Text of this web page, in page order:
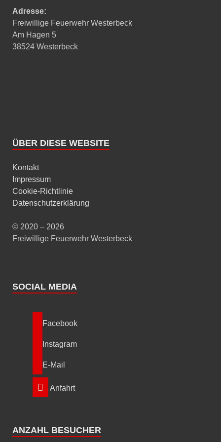
Adresse:
Freiwillige Feuerwehr Westerbeck
Am Hagen 5
38524 Westerbeck
ÜBER DIESE WEBSITE
Kontakt
Impressum
Cookie-Richtlinie
Datenschutzerklärung
© 2020 – 2026
Freiwillige Feuerwehr Westerbeck
SOCIAL MEDIA
Facebook
Instagram
E-Mail
Anfahrt
ANZAHL BESUCHER